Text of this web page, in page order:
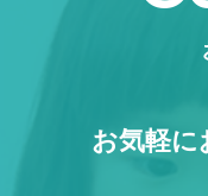
お気軽に